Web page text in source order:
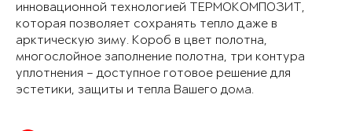
инновационной технологией ТЕРМОКОМПОЗИТ,
которая позволяет сохранять тепло даже в
арктическую зиму. Короб в цвет полотна,
многослойное заполнение полотна, три контура
уплотнения – доступное готовое решение для
эстетики, защиты и тепла Вашего дома.